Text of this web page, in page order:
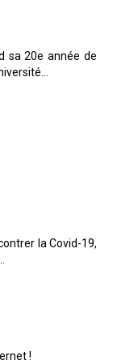
sa 20e année de
la Covid-19,